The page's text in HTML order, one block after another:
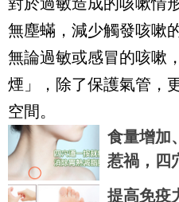
無塵蟎，減少觸發咳嗽
無論過敏或感冒的咳嗽
煙」，除了保護氣管，
空間。
食量增加
惹禍，四
溼，七天
提高免疫